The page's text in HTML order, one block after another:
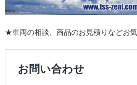
★車両の相談、商品のお見積りなどお